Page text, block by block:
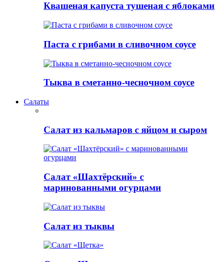
Квашеная капуста тушеная с яблоками
Паста с грибами в сливочном соусе
Тыква в сметанно-чесночном соусе
Салаты
Салат из кальмаров с яйцом и сыром
Салат «Шахтёрский» с
маринованными огурцами
Салат из тыквы